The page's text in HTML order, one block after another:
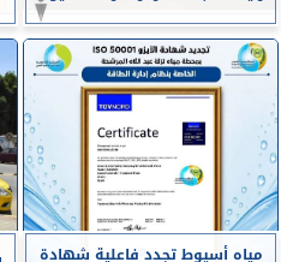
مياه أسيوط تجدد فاعلية شهادة